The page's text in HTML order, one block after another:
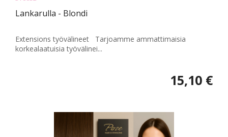
Lankarulla - Blondi
Extensions työvälineet Tarjoamme ammattimaisia
korkealaatuisia työvälinei...
15,10 €